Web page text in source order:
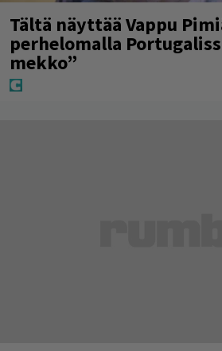
Tältä näyttää Vappu
perhelomalla
mekko”